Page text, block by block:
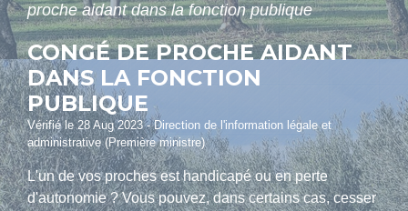
proche aidant dans la fonction publique
CONGÉ DE PROCHE AIDANT
DANS LA FONCTION
PUBLIQUE
Vérifié le 28 Aug 2023 - Direction de l'information légale et
administrative (Première ministre)
L'un de vos proches est handicapé ou en perte
d'autonomie ? Vous pouvez, dans certains cas, cesser